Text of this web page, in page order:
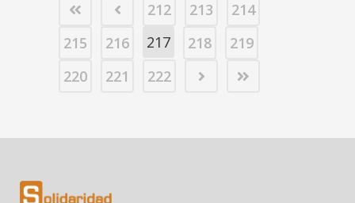
212 213
214
215
216 217 218
219
220
221 222